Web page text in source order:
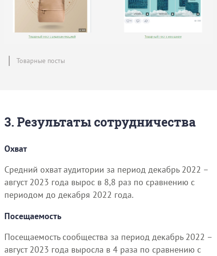
Товарные посты
3. Результаты сотрудничества
Охват
Средний охват аудитории за период декабрь 2022 –
август 2023 года вырос в 8,8 раз по сравнению с
периодом до декабря 2022 года.
Посещаемость
Посещаемость сообщества за период декабрь 2022 –
август 2023 года выросла в 4 раза по сравнению с